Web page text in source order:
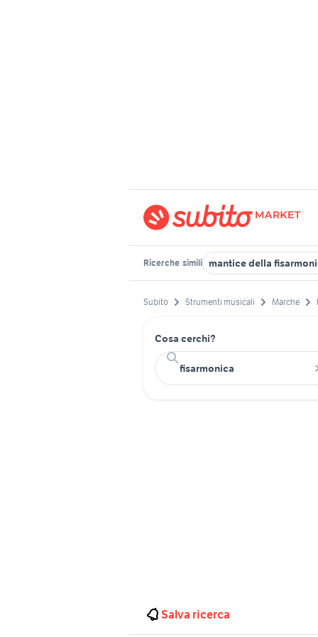
Ricerche simili mantice della
Subito Strumenti musicali Marche
Cosa cerchi?
Salva ricerca